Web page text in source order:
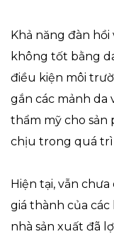
Khả năng đàn
không tốt bằng
điều kiện môi
gắn các mảnh da
thẩm mỹ cho sản
chịu trong quá
Hiện tại, vẫn
giá thành của các
nhà sản xuất đã